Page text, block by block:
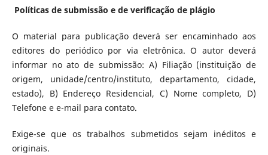
Políticas de submissão e de verificação de plágio
O material para publicação deverá ser encaminhado aos
editores do periódico por via eletrônica. O autor deverá
informar no ato de submissão: A) Filiação (instituição de
origem, unidade/centro/instituto, departamento, cidade,
estado), B) Endereço Residencial, C) Nome completo, D)
Telefone e e-mail para contato.
Exige-se que os trabalhos submetidos sejam inéditos e
originais.